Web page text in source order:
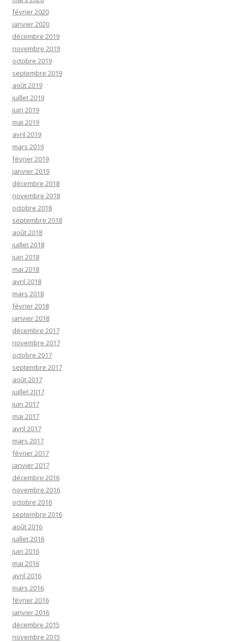
février 2020
janvier 2020
décembre 2019
novembre 2019
octobre 2019
septembre 2019
août 2019
juillet 2019
juin 2019
mai 2019
avril 2019
mars 2019
février 2019
janvier 2019
décembre 2018
novembre 2018
octobre 2018
septembre 2018
août 2018
juillet 2018
juin 2018
mai 2018
avril 2018
mars 2018
février 2018
janvier 2018
décembre 2017
novembre 2017
octobre 2017
septembre 2017
août 2017
juillet 2017
juin 2017
mai 2017
avril 2017
mars 2017
février 2017
janvier 2017
décembre 2016
novembre 2016
octobre 2016
septembre 2016
août 2016
juillet 2016
juin 2016
mai 2016
avril 2016
mars 2016
février 2016
janvier 2016
décembre 2015
novembre 2015